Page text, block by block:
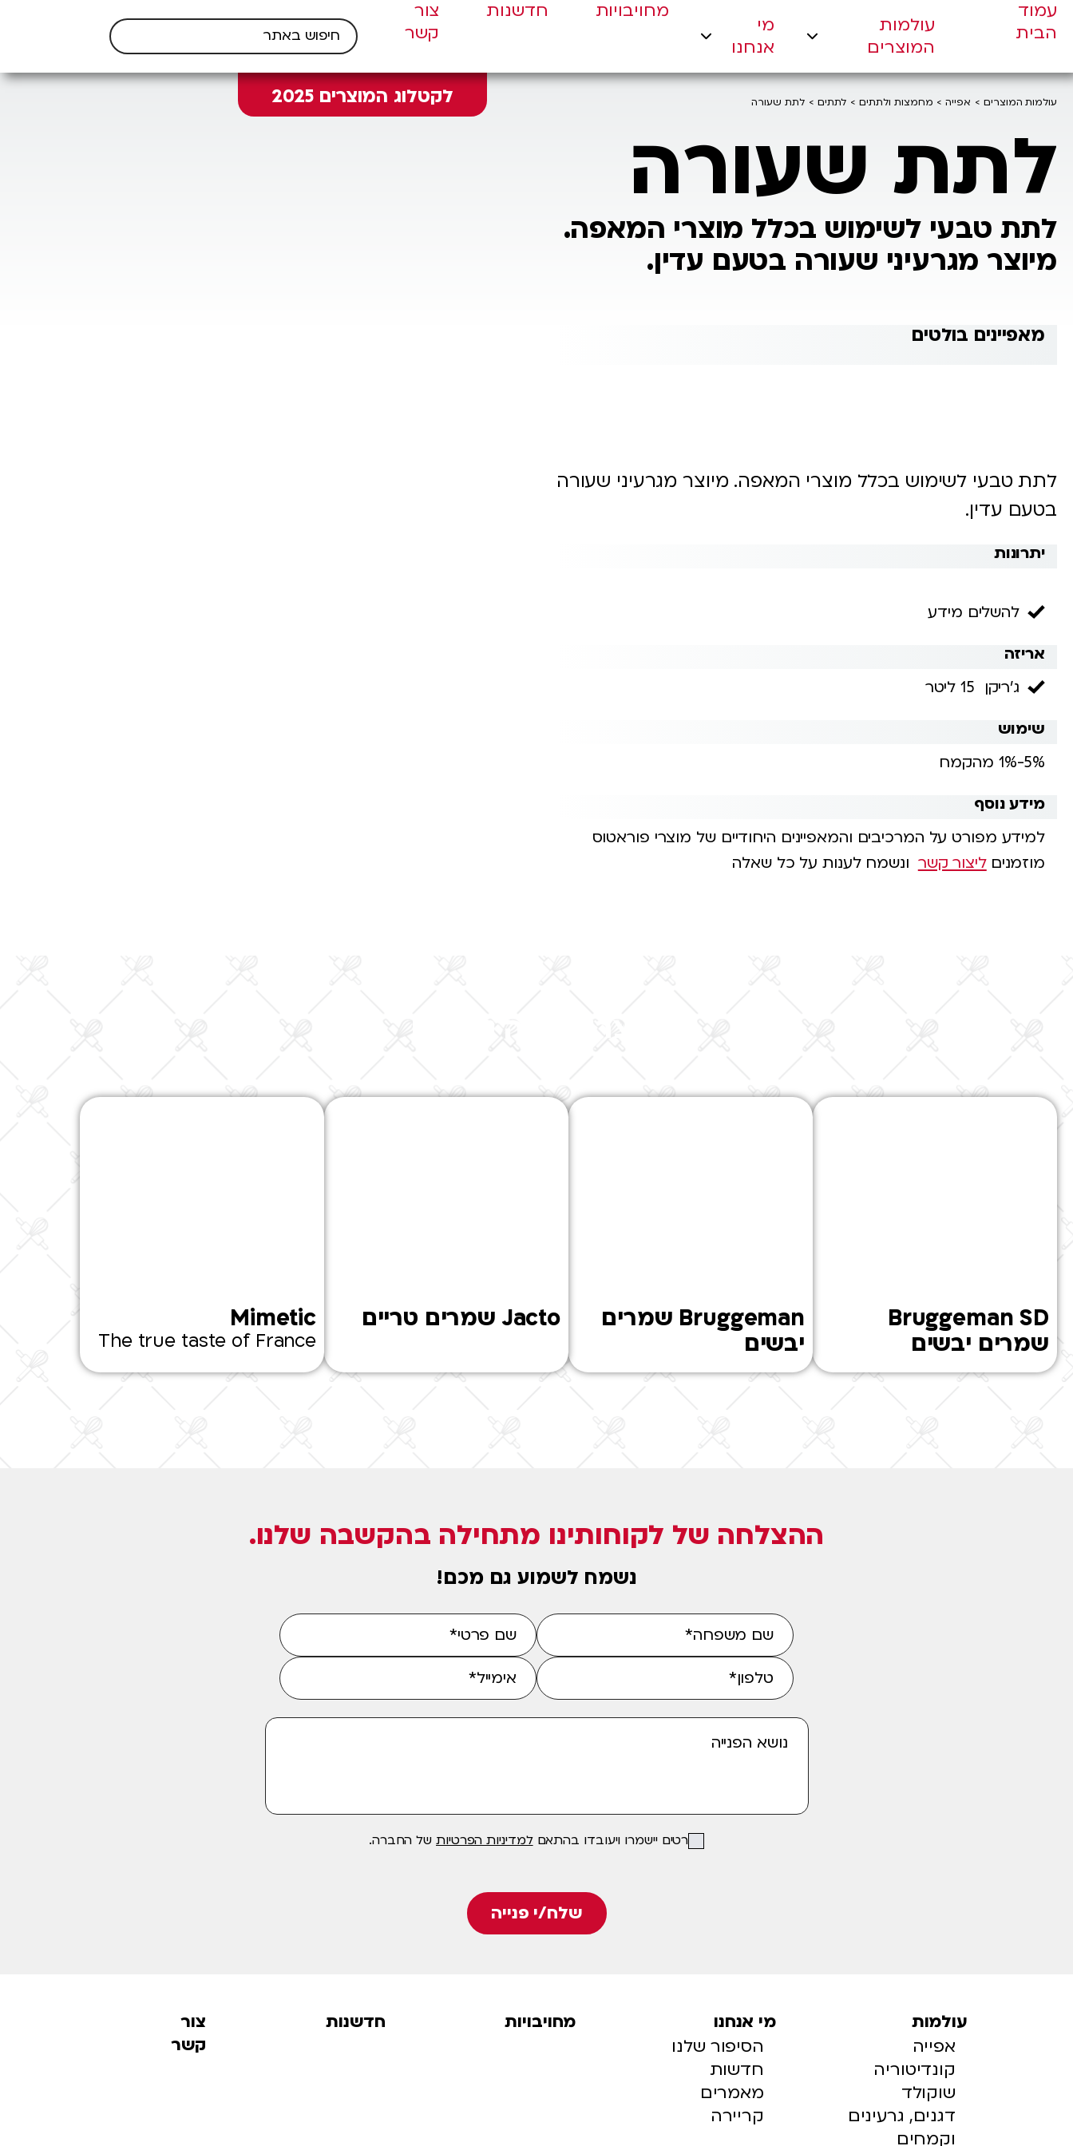
עמוד
הבית
עולמות
המוצרים
מי
אנחנו
מחויבויות חדשנות
צור
קשר
לקטלוג המוצרים 2025
עולמות המוצרים
מחויבויות
צור קשר
עולמות המוצרים אפייה מחמצות ולתתים לתתים לתת שעורה
לתת שעורה
לתת טבעי לשימוש בכלל מוצרי המאפה.
מיוצר מגרעיני שעורה בטעם עדין.
מאפיינים בולטים
לתת טבעי לשימוש בכלל מוצרי המאפה. מיוצר מגרעיני שעורה
בטעם עדין.
יתרונות
להשלים מידע
אריזה
ג'ריקן 15 ליטר
שימוש
5%-1% מהקמח
מידע נוסף
למידע מפורט על המרכיבים והמאפיינים היחודיים של מוצרי פוראטוס
מוזמנים ליצור קשר ונשמח לענות על כל שאלה
Bruggeman SD
שמרים יבשים
Bruggeman שמרים
יבשים
Jacto שמרים טריים Mimetic
The true taste of France
ההצלחה של לקוחותינו מתחילה בהקשבה שלנו.
נשמח לשמוע גם מכם!
הפרטים יישמרו ויעובדו בהתאםלמדיניות הפרטיות של החברה.
שלח/י פנייה
עולמות
אפייה
קונדיטוריה
שוקולד
דגנים, גרעינים
וקמחים
מי אנחנו
הסיפור שלנו
חדשות
מאמרים
קריירה
מחויבויות חדשנות
צור
קשר